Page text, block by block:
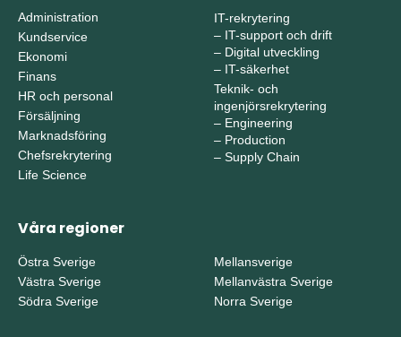
Administration
Kundservice
Ekonomi
Finans
HR och personal
Försäljning
Marknadsföring
Chefsrekrytering
Life Science
IT-rekrytering
– IT-support och drift
– Digital utveckling
– IT-säkerhet
Teknik- och
ingenjörsrekrytering
– Engineering
– Production
– Supply Chain
Våra regioner
Östra Sverige
Västra Sverige
Södra Sverige
Mellansverige
Mellanvästra Sverige
Norra Sverige